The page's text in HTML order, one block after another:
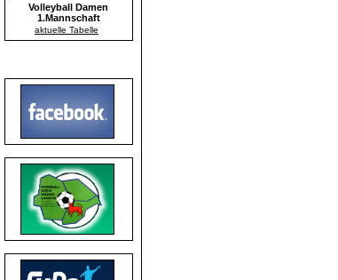
Volleyball Damen
1.Mannschaft
aktuelle Tabelle